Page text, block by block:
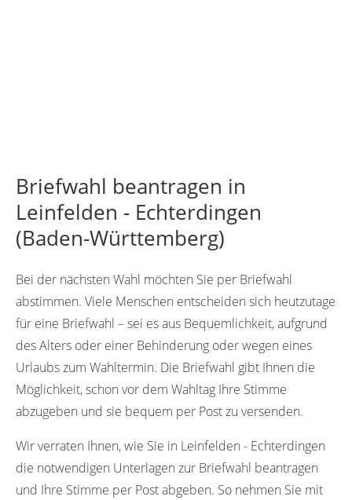
Briefwahl beantragen in
Leinfelden - Echterdingen
(Baden-Württemberg)
Bei der nächsten Wahl möchten Sie per Briefwahl
abstimmen. Viele Menschen entscheiden sich heutzutage
für eine Briefwahl – sei es aus Bequemlichkeit, aufgrund
des Alters oder einer Behinderung oder wegen eines
Urlaubs zum Wahltermin. Die Briefwahl gibt Ihnen die
Möglichkeit, schon vor dem Wahltag Ihre Stimme
abzugeben und sie bequem per Post zu versenden.
Wir verraten Ihnen, wie Sie in Leinfelden - Echterdingen
die notwendigen Unterlagen zur Briefwahl beantragen
und Ihre Stimme per Post abgeben. So nehmen Sie mit